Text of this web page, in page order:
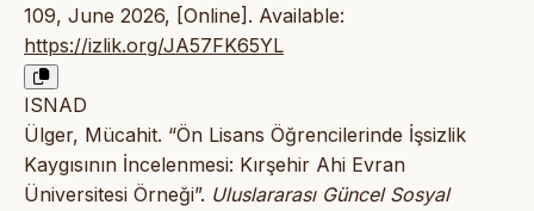
109, June 2026, [Online]. Available:
https://izlik.org/JA57FK65YL
ISNAD
Ülger, Mücahit. “Ön Lisans Öğrencilerinde İşsizlik
Kaygısının İncelenmesi: Kırşehir Ahi Evran
Üniversitesi Örneği”. Uluslararası Güncel Sosyal